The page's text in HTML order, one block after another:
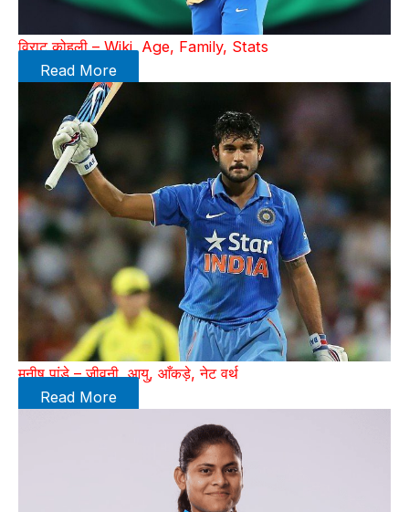
विराट कोहली – Wiki, Age, Family, Stats
Read More
मनीष पांडे – जीवनी, आयु, आँकड़े, नेट वर्थ
Read More